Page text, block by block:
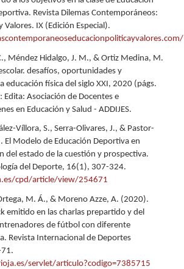
Revista Dilemas Contemporáneos:
Valores. IX (Edición Especial).
Méndez Hidalgo, J. M., & Ortiz Medina, M.
desafíos, oportunidades y
educación física del siglo XXI, 2020 (págs.
Asociación de Docentes e
en Educación y Salud - ADDIJES.
Víllora, S., Serra-Olivares, J., & Pastor-
El Modelo de Educación Deportiva en
del estado de la cuestión y prospectiva.
del Deporte, 16(1), 307-324.
cpd/article/view/254671
M. Á., & Moreno Azze, A. (2020).
emitido en las charlas prepartido y del
de fútbol con diferente
Revista Internacional de Deportes
servlet/articulo?codigo=7385715